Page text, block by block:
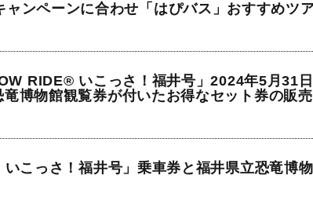
ンペーンに合わせ「はぴバス」おすすめツ
RIDE® いこっさ！福井号」2024年5月31
博物館観覧券が付いたお得なセット券の販
こっさ！福井号」乗車券と福井県立恐竜博